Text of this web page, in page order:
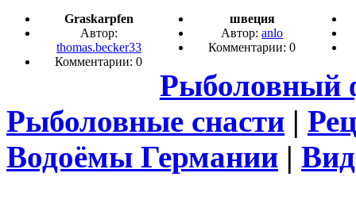
Graskarpfen
Автор:
thomas.becker33
Комментарии: 0
швеция
Автор:anlo
Комментарии: 0
Рыболовный
Рыболовные снасти |
Водоёмы Германии |